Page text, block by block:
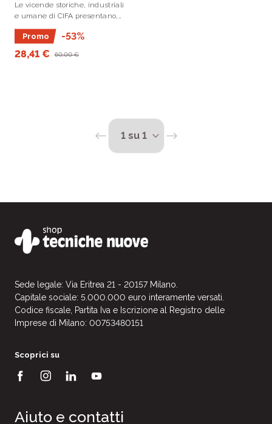
Le vicende storiche, industriali
e umane di CIFA presentano,
dagli esordi ad oggi, caratteri di
originalità tali che fanno di
questa azienda un
interessante caso di studio.
Promo
-53%
28,41 €
60,00 €
Sede legale: Via Eritrea 21 - 20157 Milano.
Capitale sociale: 5.000.000 euro interamente versati.
Codice fiscale, Partita Iva e Iscrizione al Registro delle
Imprese di Milano: 00753480151
Scoprici su
Aiuto e contatti